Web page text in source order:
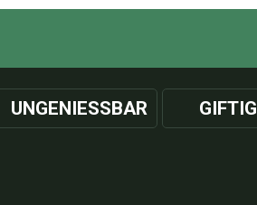
UNGENIESSBAR GIFTIG